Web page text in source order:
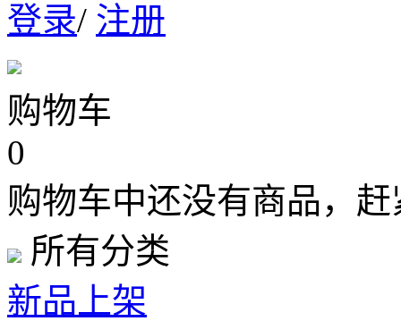
登录/ 注册
购物车
0
购物车中还没有商品，
所有分类
新品上架